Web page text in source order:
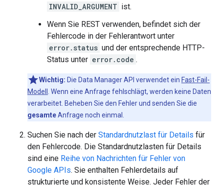
INVALID_ARGUMENT ist.
Wenn Sie REST verwenden, befindet sich der
Fehlercode in der Fehlerantwort unter
error.status und der entsprechende HTTP-
Status unter error.code .
Wichtig: Die Data Manager API verwendet ein Fast-Fail-
Modell
. Wenn eine Anfrage fehlschlägt, werden keine Daten
verarbeitet. Beheben Sie den Fehler und senden Sie die
gesamteAnfrage noch einmal.
Suchen Sie nach der Standardnutzlast für Details für
den Fehlercode. Die Standardnutzlasten für Details
sind eine Reihe von Nachrichten für Fehler von
Google APIs. Sie enthalten Fehlerdetails auf
strukturierte und konsistente Weise. Jeder Fehler der